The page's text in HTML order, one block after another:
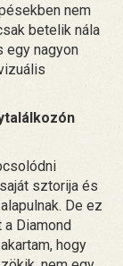
nem
betelik nála
egy nagyon
sztorija és
De ez
Diamond
hogy